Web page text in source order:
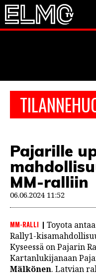
Pajarille
MM-ralliin
06.06.2024 11:52
MM-RALLI Toyota
Rally1-
Kyseessä on Pajarin
Kartanlukijanaan
Mälkönen. Latvian
PESÄPALLO
VIDEOT
JALKAPALLO
EM2021
Valioliiga
JÄÄKIEKKO
PESÄPALLO
LINTU VAI KALA
46 DENTON